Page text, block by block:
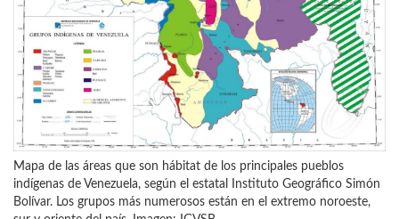
Mapa de las áreas que son hábitat de los principales pueblos
indígenas de Venezuela, según el estatal Instituto Geográfico Simón
Bolívar. Los grupos más numerosos están en el extremo noroeste,